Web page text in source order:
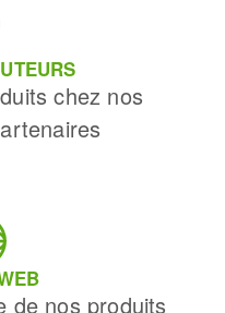
chez nos
de nos produits